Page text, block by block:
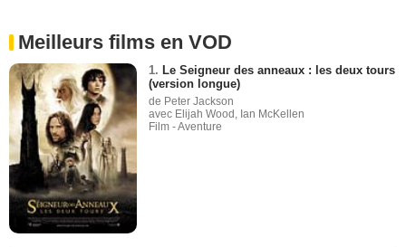
Meilleurs films en VOD
1. Le Seigneur des anneaux : les deux tours
(version longue)
de Peter Jackson
avec Elijah Wood, Ian McKellen
Film - Aventure